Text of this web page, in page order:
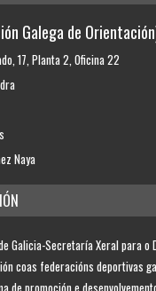
Galega de
17, Planta 2, Oficina 22
Naya
Galicia-Secretaría Xeral para o
coas federacións deportivas
de promoción e